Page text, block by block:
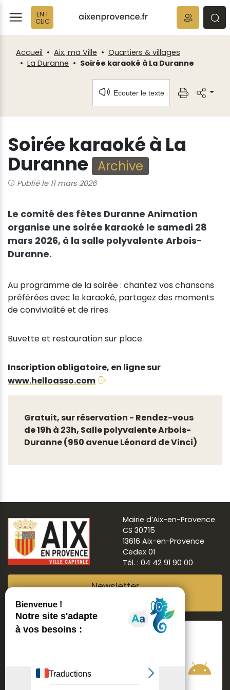
EN 1
CLIC
Accueil Aix, ma Ville
Quartiers & villages
La Duranne
Soirée karaoké à La Duranne
Ecouter le texte
Soirée karaoké à La
Duranne Archive
Publié le 11 mars 2026
Le comité des fêtes Duranne Animation
organise une soirée karaoké le samedi 28
mars 2026, à la salle polyvalente Arbois-
Duranne.
Au programme de la soirée : chantez vos chansons
préférées avec le karaoké, partagez des moments
de convivialité et de rires.
Buvette et restauration sur place.
Inscription obligatoire, en ligne sur
www.helloasso.com
Gratuit, sur réservation - Rendez-vous
de 19h à 23h, Salle polyvalente Arbois-
Duranne (950 avenue Léonard de Vinci)
Mairie d’Aix-en-Provence
CS 30715
13616 Aix-en-Provence
Cedex 01
Tél. : 04 42 91 90 00
Newsletter
Suivre Aix ma ville
Fenêtre
de
chat
Panneau de gestion des cookies